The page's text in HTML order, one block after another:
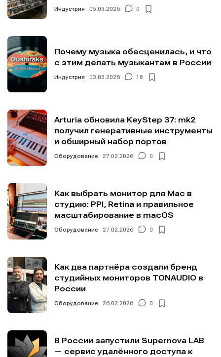
Индустрия 05.03.2026 0
Почему музыка обесценилась, и что
с этим делать музыкантам в России
Индустрия 03.03.2026 18
Arturia обновила KeyStep 37: mk2
получил генеративные инструменты
и обширный набор портов
Оборудование 27.02.2026 0
Как выбрать монитор для Mac в
студию: PPI, Retina и правильное
масштабирование в macOS
Оборудование 27.02.2026 0
Как два партнёра создали бренд
студийных мониторов TONAUDIO в
России
Оборудование 26.02.2026 0
В России запустили Supernova LAB
— сервис удалённого доступа к